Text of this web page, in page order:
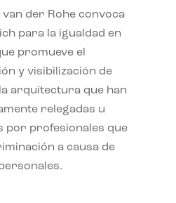
van der Rohe convoca
para la igualdad en
promueve el
y visibilización de
arquitectura que han
relegadas u
por profesionales que
a causa de